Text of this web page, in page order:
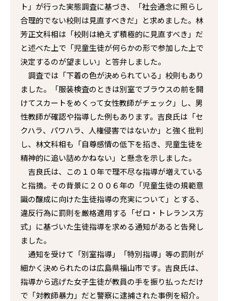
ト」が行った実態調査に基づき、「社会通念に照らし
合理的でない校則は見直すべきだ」と求めました。林
芳正文科相は「校則は絶えず積極的に見直すべき」だ
と述べた上で「児童生徒が何らかの形で参加した上で
決定するのが望ましい」と答弁しました。
調査では「下着の色が決められている」校則もあり
ました。「服装検査のときは別室でブラウスの前を開
けてスカートをめくって女性教師がチェック」し、男
性教師が確認や指導した例もあります。吉良氏は「セ
クハラ、パワハラ、人権侵害ではないか」と強く批判
し、林文科相も「自尊感情の低下を招き、児童生徒を
精神的に追い詰めかねない」と懸念を示しました。
吉良氏は、この１０年で理不尽な指導が増えている
と指摘。その背景に２００６年の「児童生徒の規範意
識の醸成に向けた生徒指導の充実について」とする、
違反行為に罰則を厳格適用する「ゼロ・トレランス方
式」に基づいた生徒指導を求める通知があると告発し
ました。
通知を受けて「別室指導」「特別指導」等の罰則が
細かく決められたのは広島県福山市です。吉良氏は、
指導から逃げた女子生徒が教員の手を振り払っただけ
で「対教師暴力」だと警察に逮捕された事例を紹介。